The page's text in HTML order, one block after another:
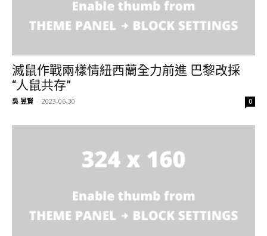
滅鼠作戰兩樣情紐西蘭全力前進 巴黎改採
“人鼠共存”
吳 昱賢 - 2023-06-30 0